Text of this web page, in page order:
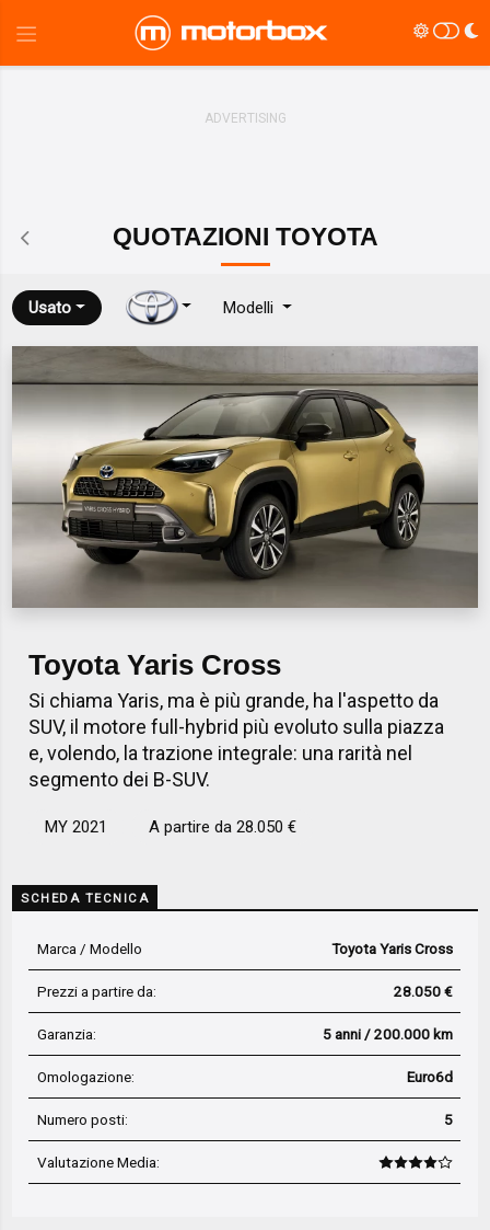
QUOTAZIONI TOYOTA
Usato Modelli
Toyota Yaris Cross
Si chiama Yaris, ma è più grande, ha l'aspetto da
SUV, il motore full-hybrid più evoluto sulla piazza
e, volendo, la trazione integrale: una rarità nel
segmento dei B-SUV.
MY 2021 A partire da 28.050 €
SCHEDA TECNICA
Marca / Modello Toyota Yaris Cross
Prezzi a partire da: 28.050 €
Garanzia: 5 anni / 200.000 km
Omologazione: Euro6d
Numero posti: 5
Valutazione Media: